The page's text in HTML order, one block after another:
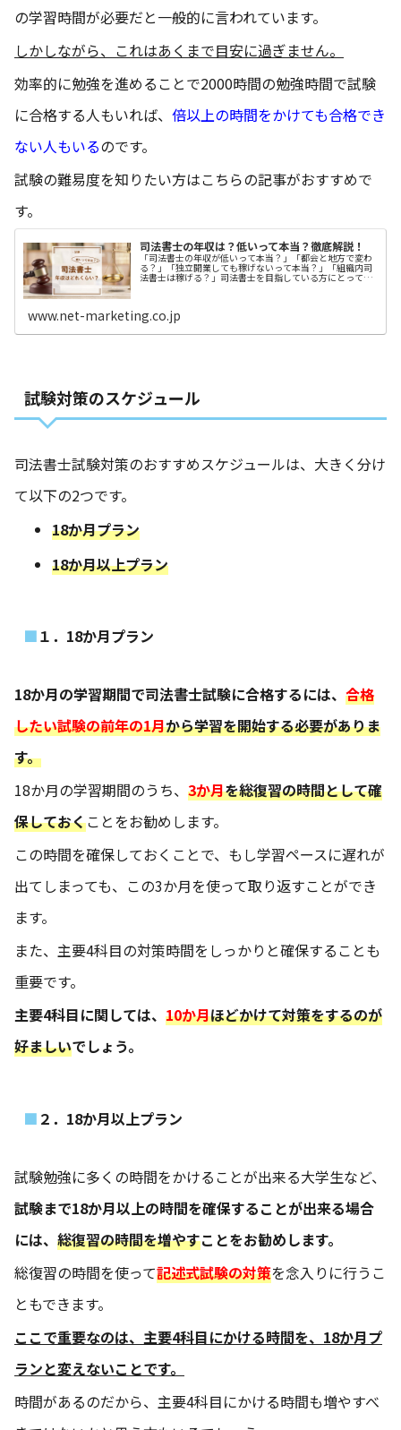
の学習時間が必要だと一般的に言われています。
しかしながら、これはあくまで目安に過ぎません。
効率的に勉強を進めることで2000時間の勉強時間で試験
に合格する人もいれば、 倍以上の時間をかけても合格でき
ない人もいるのです。
試験の難易度を知りたい方はこちらの記事がおすすめで
す。
司法書士の年収は？低いって本当？徹底解説！
「司法書士の年収が低いって本当？」「都会と地方で変わ
る？」「独立開業しても稼げないって本当？」「組織内司
法書士は稼げる？」司法書士を目指している方にとって、
www.net-marketing.co.jp
試験対策のスケジュール
司法書士試験対策のおすすめスケジュールは、大きく分け
て以下の2つです。
18か月プラン
18か月以上プラン
１．18か月プラン
18か月の学習期間で司法書士試験に合格するには、 合格
したい試験の前年の1月から学習を開始する必要がありま
す。
18か月の学習期間のうち、 3か月を総復習の時間として確
保しておくことをお勧めします。
この時間を確保しておくことで、もし学習ペースに遅れが
出てしまっても、この3か月を使って取り返すことができ
ます。
また、主要4科目の対策時間をしっかりと確保することも
重要です。
主要4科目に関しては、 10か月ほどかけて対策をするのが
好ましいでしょう。
２．18か月以上プラン
試験勉強に多くの時間をかけることが出来る大学生など、
試験まで18か月以上の時間を確保することが出来る場合
には、 総復習の時間を増やすことをお勧めします。
総復習の時間を使って記述式試験の対策を念入りに行うこ
ともできます。
ここで重要なのは、主要4科目にかける時間を、18か月プ
ランと変えないことです。
時間があるのだから、主要4科目にかける時間も増やすべ